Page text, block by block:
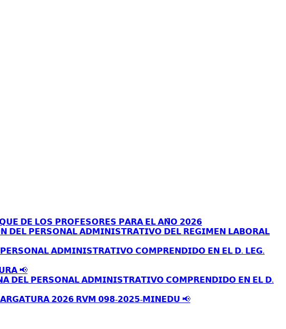
𝗗𝗘 𝗟𝗢𝗦 𝗣𝗥𝗢𝗙𝗘𝗦𝗢𝗥𝗘𝗦 𝗣𝗔𝗥𝗔 𝗘𝗟 𝗔𝗡̃𝗢 𝟮𝟬𝟮𝟲
𝗗𝗘𝗟 𝗣𝗘𝗥𝗦𝗢𝗡𝗔𝗟 𝗔𝗗𝗠𝗜𝗡𝗜𝗦𝗧𝗥𝗔𝗧𝗜𝗩𝗢 𝗗𝗘𝗟 𝗥𝗘𝗚𝗜𝗠𝗘𝗡 𝗟𝗔𝗕𝗢𝗥𝗔𝗟
𝗔𝗗𝗠𝗜𝗡𝗜𝗦𝗧𝗥𝗔𝗧𝗜𝗩𝗢 𝗖𝗢𝗠𝗣𝗥𝗘𝗡𝗗𝗜𝗗𝗢 𝗘𝗡 𝗘𝗟 𝗗. 𝗟𝗘𝗚.
📢
𝗗𝗘𝗟 𝗣𝗘𝗥𝗦𝗢𝗡𝗔𝗟 𝗔𝗗𝗠𝗜𝗡𝗜𝗦𝗧𝗥𝗔𝗧𝗜𝗩𝗢 𝗖𝗢𝗠𝗣𝗥𝗘𝗡𝗗𝗜𝗗𝗢 𝗘𝗡 𝗘𝗟 𝗗.
𝟮𝟬𝟮𝟲 𝗥𝗩𝗠 𝟬𝟵𝟴-𝟮𝟬𝟮𝟱-𝗠𝗜𝗡𝗘𝗗𝗨 📢